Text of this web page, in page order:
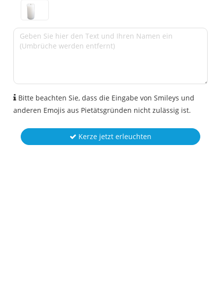
Bitte beachten Sie, dass die Eingabe von Smileys und
anderen Emojis aus Pietätsgründen nicht zulässig ist.
Kerze jetzt erleuchten